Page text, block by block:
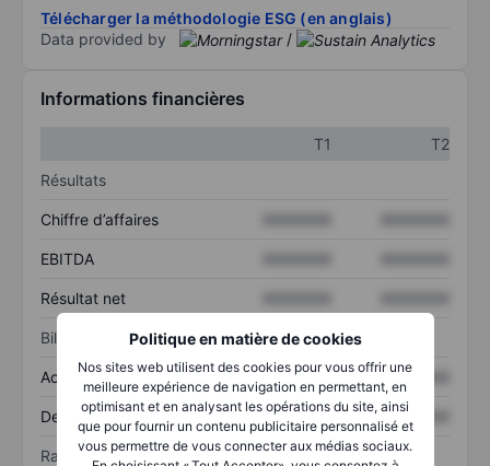
Politique en matière de cookies
Nos sites web utilisent des cookies pour vous offrir une
meilleure expérience de navigation en permettant, en
optimisant et en analysant les opérations du site, ainsi
que pour fournir un contenu publicitaire personnalisé et
vous permettre de vous connecter aux médias sociaux.
Télécharger la méthodologie ESG (en anglais)
Data provided by
/
Informations financières
T1
T2
Résultats
Chiffre d’affaires
EBITDA
Résultat net
Bilan
Actif total XXXXXXX XXXXXXX
Dette totale XXXXXXX XXXXXXX
Ratios